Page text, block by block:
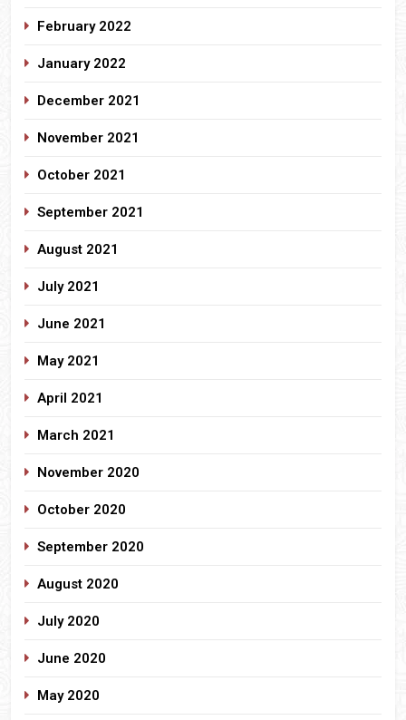
February 2022
January 2022
December 2021
November 2021
October 2021
September 2021
August 2021
July 2021
June 2021
May 2021
April 2021
March 2021
November 2020
October 2020
September 2020
August 2020
July 2020
June 2020
May 2020